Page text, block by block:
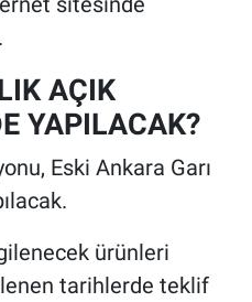
AÇIK
YAPILACAK?
Eski Ankara Garı
ürünleri
tarihlerde teklif